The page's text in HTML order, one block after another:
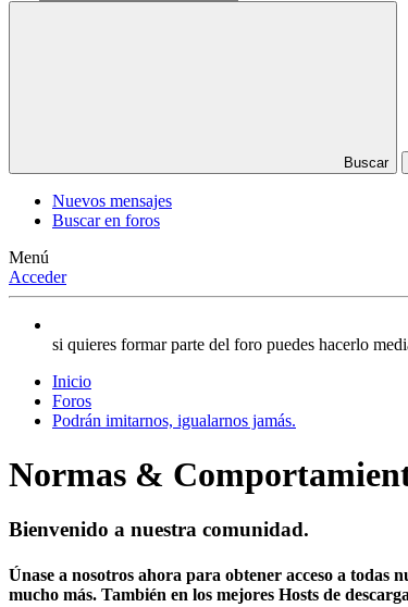
Buscar
Nuevos mensajes
Buscar en foros
Menú
Acceder
si quieres formar parte del foro puedes hacerlo
Inicio
Foros
Podrán imitarnos, igualarnos jamás.
Normas &
Bienvenido a nuestra comunidad.
Únase a nosotros ahora para obtener acceso a todas
mucho más. También en los mejores Hosts de